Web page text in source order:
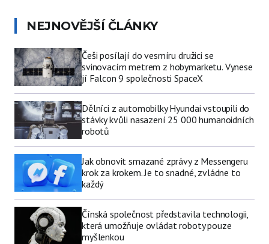
NEJNOVĚJŠÍ ČLÁNKY
Češi posílají do vesmíru družici se
svinovacím metrem z hobymarketu. Vynese
jí Falcon 9 společnosti SpaceX
Dělníci z automobilky Hyundai vstoupili do
stávky kvůli nasazení 25 000 humanoidních
robotů
Jak obnovit smazané zprávy z Messengeru
krok za krokem. Je to snadné, zvládne to
každý
Čínská společnost představila technologii,
která umožňuje ovládat roboty pouze
myšlenkou